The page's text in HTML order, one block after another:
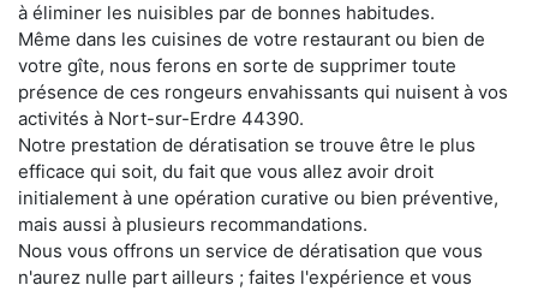
à éliminer les nuisibles par de bonnes habitudes.
Même dans les cuisines de votre restaurant ou bien de
votre gîte, nous ferons en sorte de supprimer toute
présence de ces rongeurs envahissants qui nuisent à vos
activités à Nort-sur-Erdre 44390.
Notre prestation de dératisation se trouve être le plus
efficace qui soit, du fait que vous allez avoir droit
initialement à une opération curative ou bien préventive,
mais aussi à plusieurs recommandations.
Nous vous offrons un service de dératisation que vous
n'aurez nulle part ailleurs ; faites l'expérience et vous